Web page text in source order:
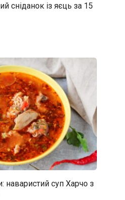
сніданок із яєць за 15
наваристий суп Харчо з